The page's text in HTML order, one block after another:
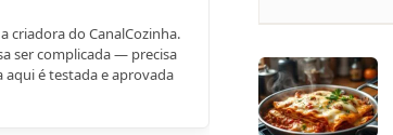
criadora do CanalCozinha.
ser complicada — precisa
aqui é testada e aprovada